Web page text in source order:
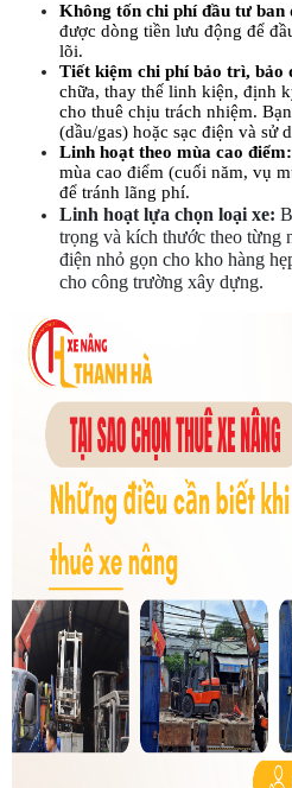
Không tốn chi phí đầu tư ban
được dòng tiền lưu động để
lõi.
Tiết kiệm chi phí bảo trì, bảo
chữa, thay thế linh kiện, định
cho thuê chịu trách nhiệm.
(dầu/gas) hoặc sạc điện và sử
Linh hoạt theo mùa cao điểm:
mùa cao điểm (cuối năm, vụ
để tránh lãng phí.
Linh hoạt lựa chọn loại xe:
trọng và kích thước theo từng
điện nhỏ gọn cho kho hàng
cho công trường xây dựng.